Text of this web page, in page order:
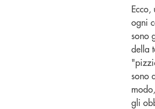
ogni
sono
della
sono
gli